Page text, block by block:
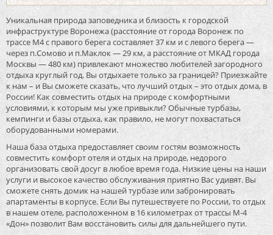
Уникальная природа заповедника и близость к городской
инфраструктуре Воронежа (расстояние от города Воронеж по
трассе М4 с правого берега составляет 37 км и с левого берега —
через п.Сомово и п.Маклок — 29 км, а расстояние от МКАД города
Москвы — 480 км) привлекают множество любителей загородного
отдыха круглый год. Вы отдыхаете только за границей? Приезжайте
к нам – и Вы сможете сказать, что лучший отдых – это отдых дома, в
России! Как совместить отдых на природе с комфортными
условиями, к которым мы уже привыкли? Обычные турбазы,
кемпинги и базы отдыха, как правило, не могут похвастаться
оборудованными номерами.
Наша база отдыха предоставляет своим гостям возможность
совместить комфорт отеля и отдых на природе, недорого
организовать свой досуг в любое время года. Низкие цены на наши
услуги и высокое качество обслуживания приятно Вас удивят. Вы
сможете снять домик на нашей турбазе или забронировать
апартаменты в корпусе. Если Вы путешествуете по России, то отдых
в нашем отеле, расположенном в 16 километрах от трассы М-4
«Дон» позволит Вам восстановить силы для дальнейшего пути.